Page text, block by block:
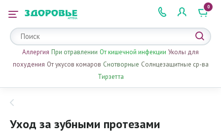
2 505 505
0
Аллергия При отравлении От кишечной инфекции Уколы для
похудения От укусов комаров Снотворные Солнцезащитные ср-ва
Тирзетта
Уход за зубными протезами